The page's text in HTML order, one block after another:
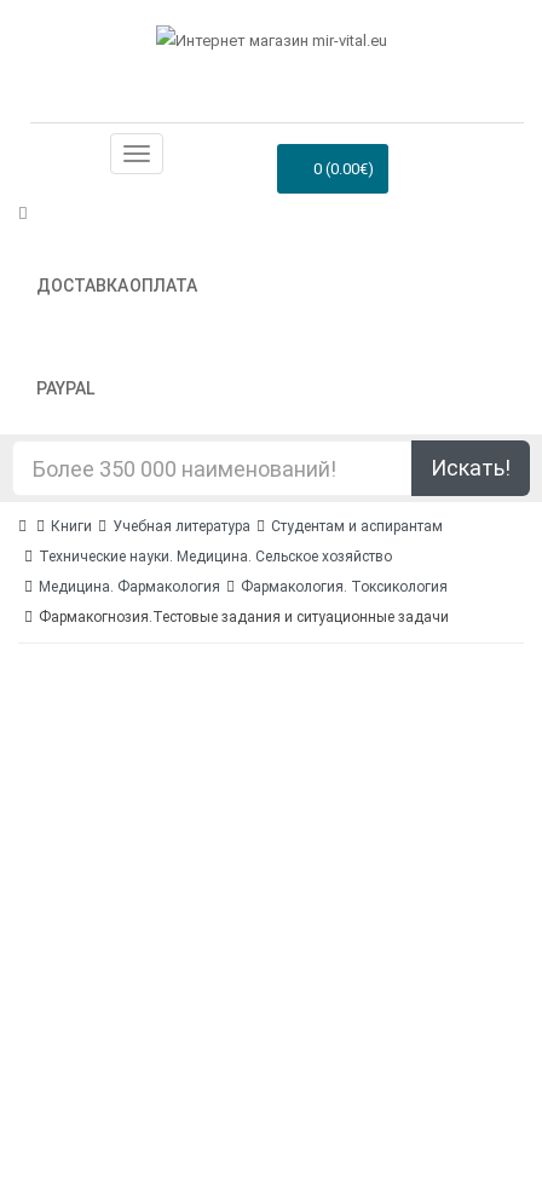
ДОСТАВКАОПЛАТА
PAYPAL
0 (0.00€)
Искать!
Книги Учебная литература
Студентам и аспирантам
Технические науки. Медицина. Сельское хозяйство
Медицина. Фармакология
Фармакология. Токсикология
Фармакогнозия.Тестовые задания и ситуационные задачи